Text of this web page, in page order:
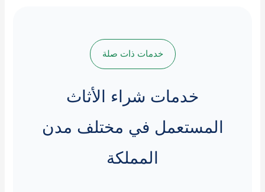
خدمات ذات صلة
خدمات شراء الأثاث
المستعمل في مختلف مدن
المملكة